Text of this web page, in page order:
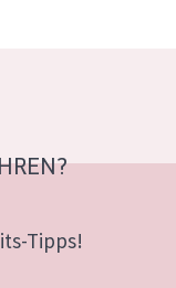
Tipps!